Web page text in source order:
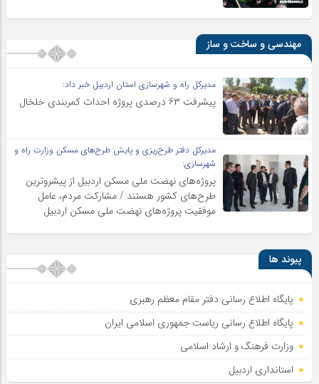
مهندسی و ساخت و ساز
مدیرکل راه و شهرسازی استان اردبیل خبر داد:
پیشرفت ۶۳ درصدی پروژه احداث کمربندی خلخال
مدیرکل دفتر طرح‌ریزی و پایش طرح‌های مسکن وزارت راه و
شهرسازی:
پروژه‌های نهضت ملی مسکن اردبیل از پیشروترین
طرح‌های کشور هستند / مشارکت مردم، عامل
موفقیت پروژه‌های نهضت ملی مسکن اردبیل
پیوند ها
پایگاه اطلاع رسانی دفتر مقام معظم رهبری
پایگاه اطلاع‌ رسانی ریاست‌ جمهوری اسلامی ایران
وزارت فرهنگ و ارشاد اسلامی
استانداری اردبیل